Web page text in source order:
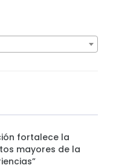
fortalece la
mayores de la